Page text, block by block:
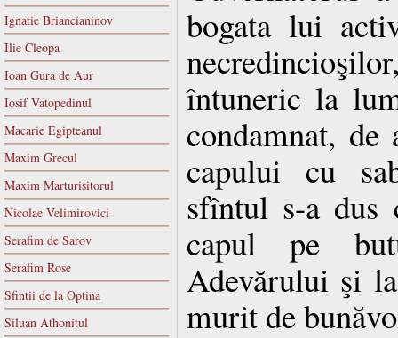
Ignatie Briancianinov
Ilie Cleopa
Ioan Gura de Aur
Iosif Vatopedinul
Macarie Egipteanul
Maxim Grecul
Maxim Marturisitorul
Nicolae Velimirovici
Serafim de Sarov
Serafim Rose
Sfintii de la Optina
Siluan Athonitul
bogata lui
întuneric la
condamnat, de
capului cu
sfîntul s-a dus
capul pe
Adevărului şi
murit de